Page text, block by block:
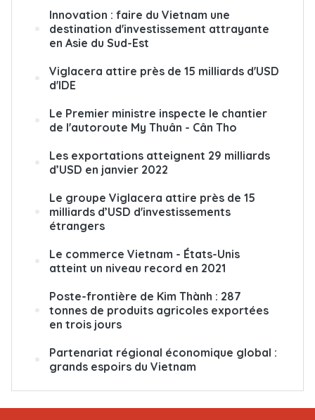
Innovation : faire du Vietnam une
destination d'investissement attrayante
en Asie du Sud-Est
Viglacera attire près de 15 milliards d'USD
d'IDE
Le Premier ministre inspecte le chantier
de l'autoroute My Thuân - Cân Tho
Les exportations atteignent 29 milliards
d’USD en janvier 2022
Le groupe Viglacera attire près de 15
milliards d’USD d'investissements
étrangers
Le commerce Vietnam - États-Unis
atteint un niveau record en 2021
Poste-frontière de Kim Thành : 287
tonnes de produits agricoles exportées
en trois jours
Partenariat régional économique global :
grands espoirs du Vietnam